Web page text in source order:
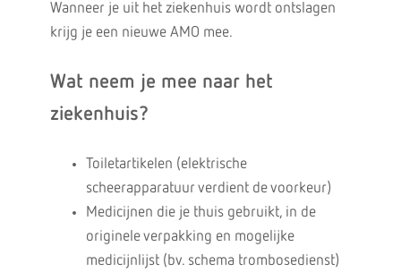
Wanneer je uit het ziekenhuis wordt ontslagen
krijg je een nieuwe AMO mee.
Wat neem je mee naar het
ziekenhuis?
Toiletartikelen (elektrische
scheerapparatuur verdient de voorkeur)
Medicijnen die je thuis gebruikt, in de
originele verpakking en mogelijke
medicijnlijst (bv. schema trombosedienst)